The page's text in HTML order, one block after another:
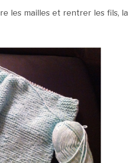
les mailles et rentrer les fils, la